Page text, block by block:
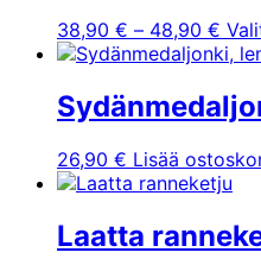
38,90 € – 48,90 €
26,90 € Lisää
Laatta